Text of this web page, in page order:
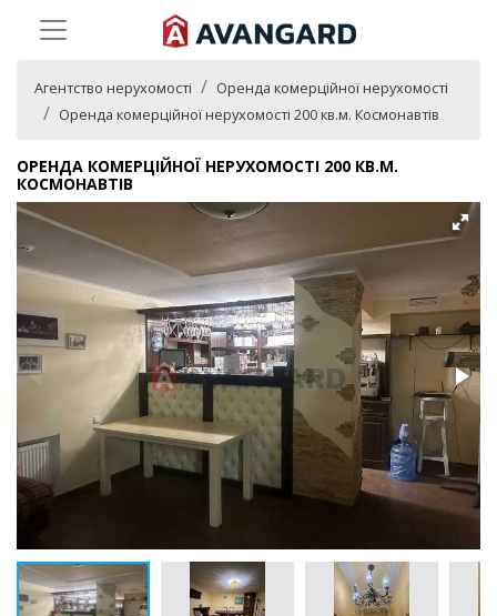
Агентство нерухомості
Оренда комерційної нерухомості
Оренда комерційної нерухомості 200 кв.м. Космонавтів
ОРЕНДА КОМЕРЦІЙНОЇ НЕРУХОМОСТІ 200 КВ.М.
КОСМОНАВТІВ